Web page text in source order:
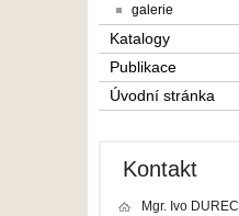
galerie
Katalogy
Publikace
Úvodní stránka
Kontakt
Mgr. Ivo DUREC